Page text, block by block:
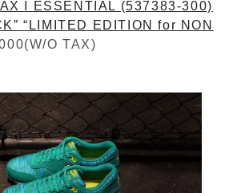
I ESSENTIAL (537383-300)
“LIMITED EDITION for NON
O TAX)